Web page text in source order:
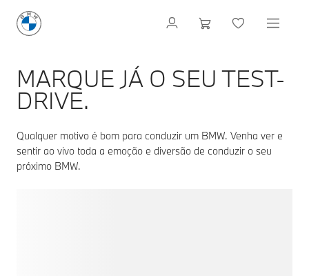
MARQUE JÁ O SEU TEST-
DRIVE.
Qualquer motivo é bom para conduzir um BMW. Venha ver e
sentir ao vivo toda a emoção e diversão de conduzir o seu
próximo BMW.